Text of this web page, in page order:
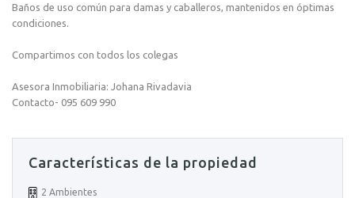
Baños de uso común para damas y caballeros, mantenidos en óptimas
condiciones.
Compartimos con todos los colegas
Asesora Inmobiliaria: Johana Rivadavia
Contacto- 095 609 990
Características de la propiedad
2 Ambientes